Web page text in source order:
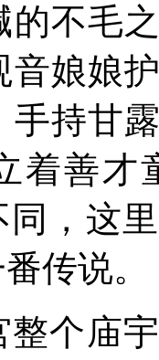
的不毛
音娘娘
手持甘
着善才
同，这
传说。
整个庙